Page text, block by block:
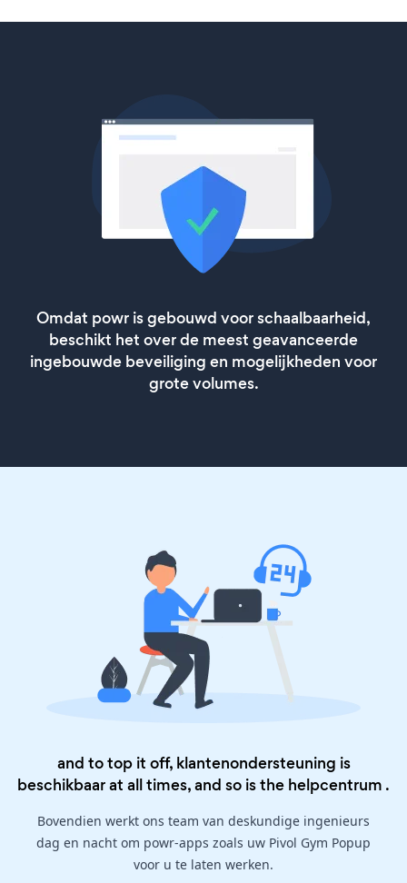
Omdat powr is gebouwd voor schaalbaarheid,
beschikt het over de meest geavanceerde
ingebouwde beveiliging en mogelijkheden voor
grote volumes.
and to top it off, klantenondersteuning is
beschikbaar at all times, and so is the helpcentrum .
Bovendien werkt ons team van deskundige ingenieurs
dag en nacht om powr-apps zoals uw Pivol Gym Popup
voor u te laten werken.